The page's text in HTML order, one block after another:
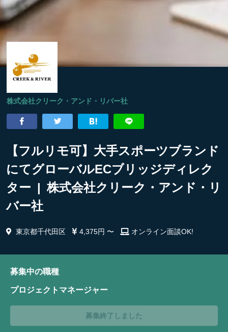
株式会社クリーク・アンド・リバー社
【フルリモ可】大手スポーツブランド
にてグローバルECブリッジディレク
ター | 株式会社クリーク・アンド・リ
バー社
東京都千代田区 4,375円 〜 オンライン面談OK!
募集中の職種
プロジェクトマネージャー
募集終了しました